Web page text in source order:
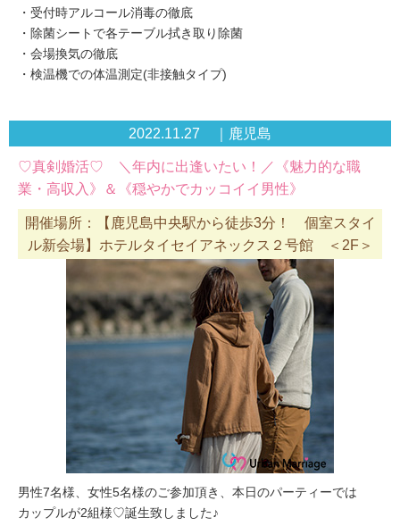
・受付時アルコール消毒の徹底
・除菌シートで各テーブル拭き取り除菌
・会場換気の徹底
・検温機での体温測定(非接触タイプ)
2022.11.27 ｜鹿児島
♡真剣婚活♡ ＼年内に出逢いたい！／《魅力的な職
業・高収入》＆《穏やかでカッコイイ男性》
開催場所：【鹿児島中央駅から徒歩3分！ 個室スタイ
ル新会場】ホテルタイセイアネックス２号館 ＜2F＞
男性7名様、女性5名様のご参加頂き、本日のパーティーでは
カップルが2組様♡誕生致しました♪